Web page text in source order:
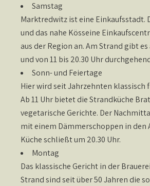
Samstag
Marktredwitz ist eine Einkaufsstadt.
und das nahe Kösseine
aus der Region an. Am Strand gibt
und von 11 bis 20.30 Uhr
Sonn- und Feiertage
Hier wird seit Jahrzehnten klassisch
Ab 11 Uhr bietet die Strandküche
vegetarische Gerichte. Der
mit einem Dämmerschoppen in den
Küche schließt um 20.30 Uhr.
Montag
Das klassische Gericht in der
Strand sind seit über 50 Jahren die